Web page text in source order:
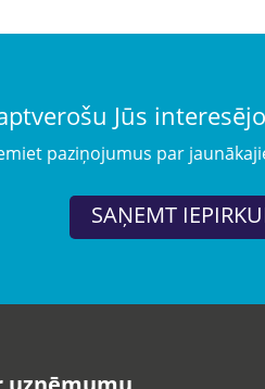
Jūs
paziņojumus par
SAŅEMT